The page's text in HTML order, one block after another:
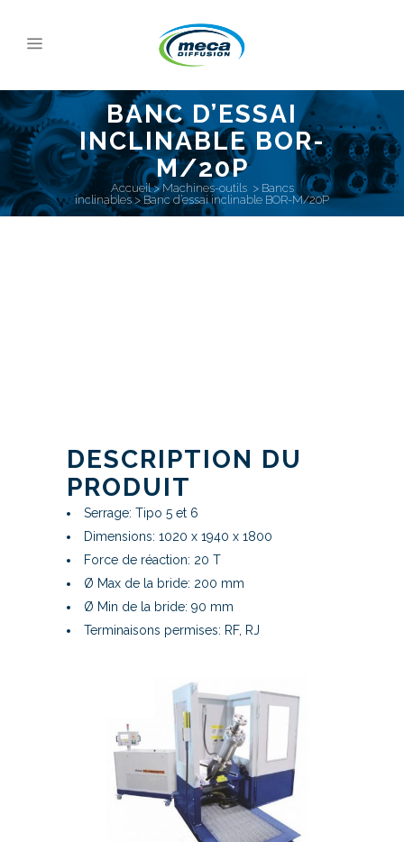
BANC D’ESSAI
INCLINABLE BOR-
M/20P
Accueil>Machines-outils > Bancs
inclinables>Banc d’essai inclinable BOR-M/20P
DESCRIPTION DU
PRODUIT
Serrage: Tipo 5 et 6
Dimensions: 1020 x 1940 x 1800
Force de réaction: 20 T
Ø Max de la bride: 200 mm
Ø Min de la bride: 90 mm
Terminaisons permises: RF, RJ